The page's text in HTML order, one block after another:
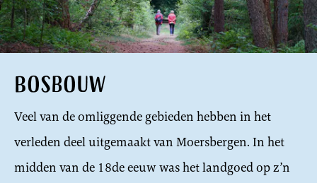
Bosbouw
Veel van de omliggende gebieden hebben in het
verleden deel uitgemaakt van Moersbergen. In het
midden van de 18de eeuw was het landgoed op z’n